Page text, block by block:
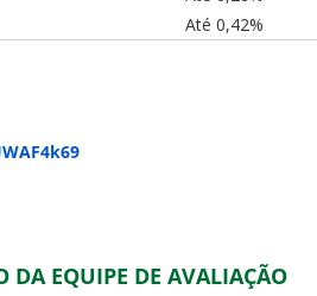
Até 0,42%
DA EQUIPE DE AVALIAÇÃO